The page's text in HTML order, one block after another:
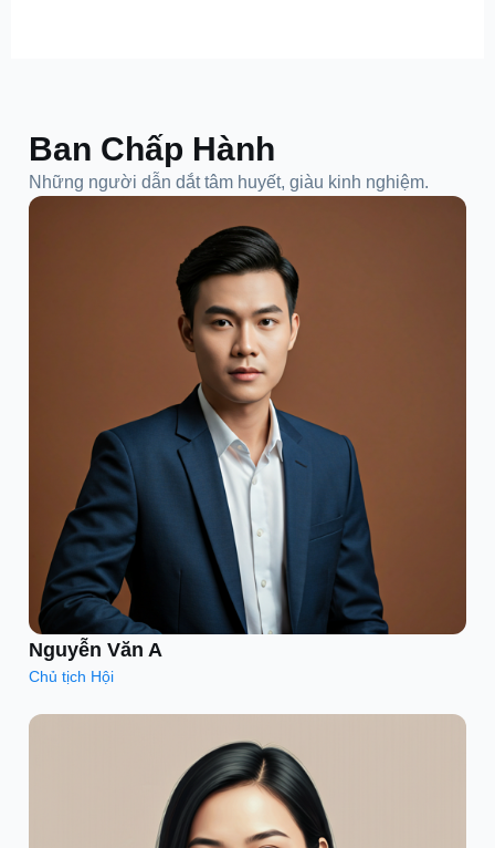
Ban Chấp Hành
Những người dẫn dắt tâm huyết, giàu kinh nghiệm.
Nguyễn Văn A
Chủ tịch Hội